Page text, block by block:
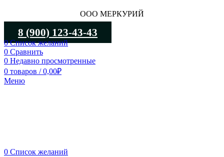
ООО МЕРКУРИЙ
8 (900) 123-43-43
0Список желаний
0 Сравнить
0 Недавно просмотренные
0 товаров / 0,00₽
Меню
0 Список желаний